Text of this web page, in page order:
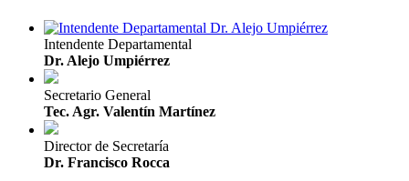
Intendente Departamental
Dr. Alejo Umpiérrez
Secretario General
Tec. Agr. Valentín Martínez
Director de Secretaría
Dr. Francisco Rocca